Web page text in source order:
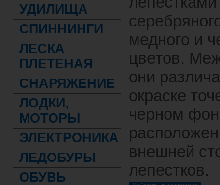
УДИЛИЩА
СПИННИНГИ
ЛЕСКА
ПЛЕТЕНАЯ
СНАРЯЖЕНИЕ
ЛОДКИ,
МОТОРЫ
ЭЛЕКТРОНИКА
ЛЕДОБУРЫ
ОБУВЬ
медного и
цветов.
они
окраске
черном
внешней
лепестков.